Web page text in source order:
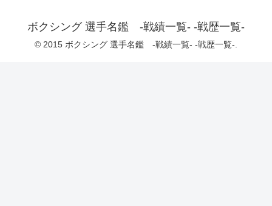
ボクシング 選手名鑑 -戦績一覧- -戦歴一覧-
© 2015 ボクシング 選手名鑑 -戦績一覧- -戦歴一覧-.